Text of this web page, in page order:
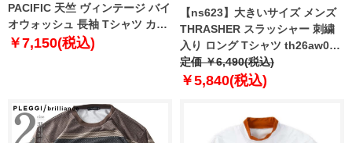
PACIFIC 天竺 ヴィンテージ バイ
オウォッシュ 長袖 Tシャツ カー
キグレー 1278-5340-2 3L 4L 5L
￥7,150(税込)
【ns623】大きいサイズ メンズ
THRASHER スラッシャー 刺繍
入り ロング Tシャツ th26aw02k
【t2502】
定価 ￥6,490(税込)
￥5,840(税込)